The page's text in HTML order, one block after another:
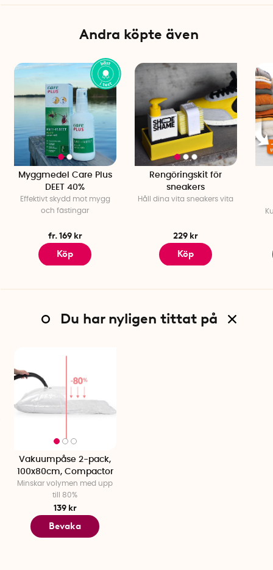
Tillverkningsland: SpanienAndra köpte även
Myggmedel Care Plus
DEET 40%
Effektivt skydd mot mygg
och fästingar
fr. 169 kr
Köp
Rengöringskit för
sneakers
Håll dina vita sneakers vita
229 kr
Köp
Du har nyligen tittat på
Vakuumpåse 2-pack,
100x80cm, Compactor
Minskar volymen med upp
till 80%
139 kr
Bevaka